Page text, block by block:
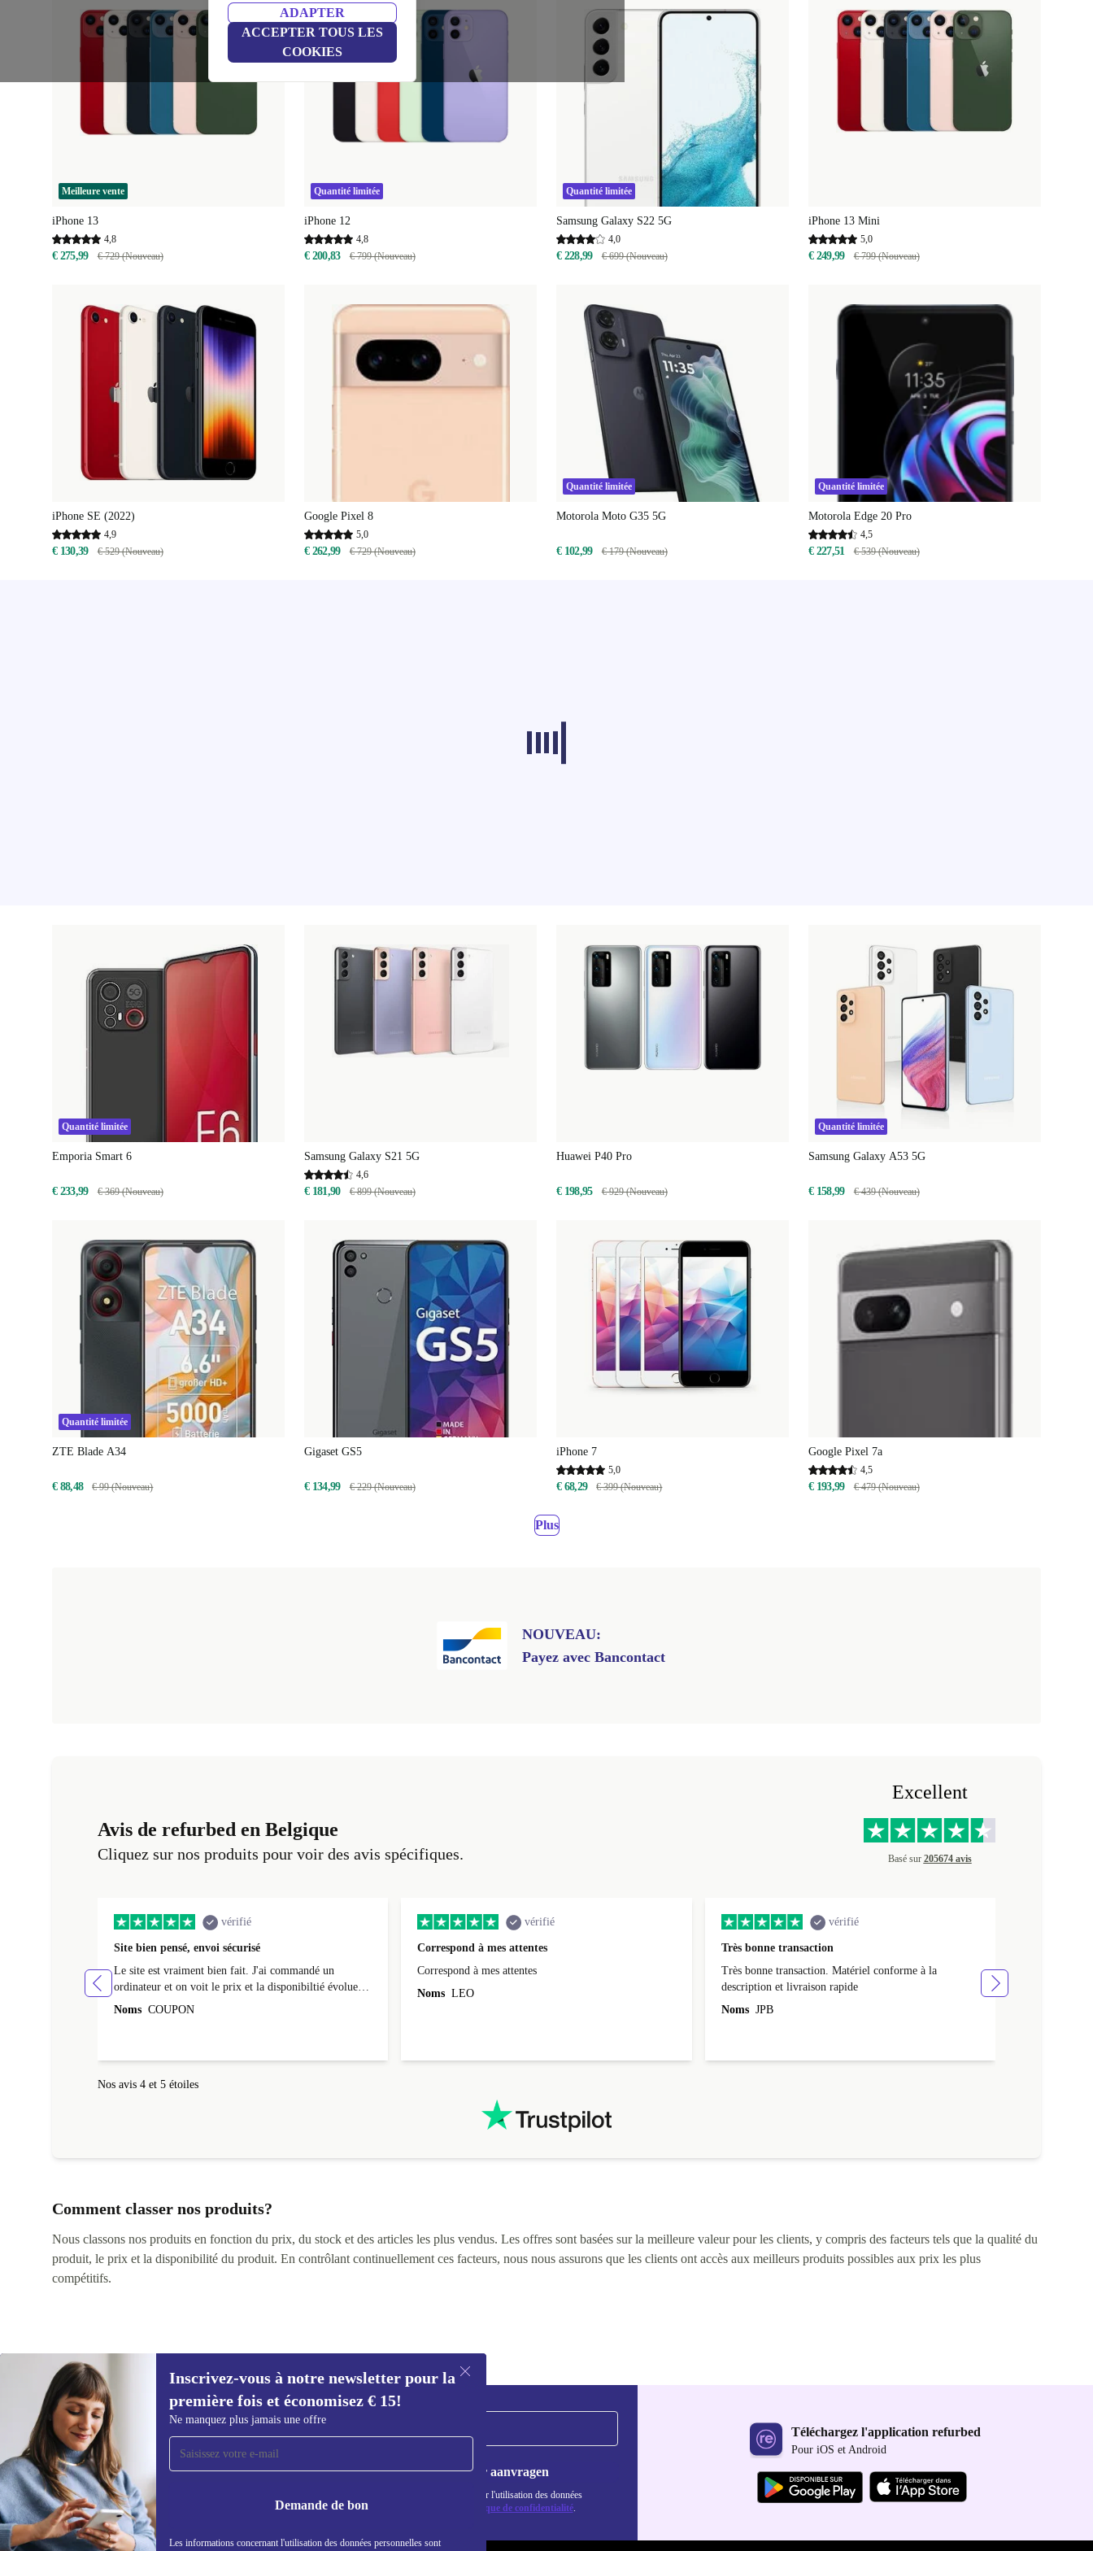
ADAPTER
ACCEPTER TOUS LES
COOKIES
Meilleure vente
iPhone 13
4,8
€ 275,99 € 729 (Nouveau)
Quantité limitée
iPhone 12
4,8
€ 200,83 € 799 (Nouveau)
Quantité limitée
Samsung Galaxy S22 5G
4,0
€ 228,99 € 699 (Nouveau)
iPhone 13 Mini
5,0
€ 249,99 € 799 (Nouveau)
iPhone SE (2022)
4,9
€ 130,39 € 529 (Nouveau)
Google Pixel 8
5,0
€ 262,99 € 729 (Nouveau)
Quantité limitée
Motorola Moto G35 5G
€ 102,99 € 179 (Nouveau)
Quantité limitée
Motorola Edge 20 Pro
4,5
€ 227,51 € 539 (Nouveau)
Quantité limitée
Emporia Smart 6
€ 233,99 € 369 (Nouveau)
Samsung Galaxy S21 5G
4,6
€ 181,90 € 899 (Nouveau)
Huawei P40 Pro
€ 198,95 € 929 (Nouveau)
Quantité limitée
Samsung Galaxy A53 5G
€ 158,99 € 439 (Nouveau)
Quantité limitée
ZTE Blade A34
€ 88,48 € 99 (Nouveau)
Gigaset GS5
€ 134,99 € 229 (Nouveau)
iPhone 7
5,0
€ 68,29 € 399 (Nouveau)
Google Pixel 7a
4,5
€ 193,99 € 479 (Nouveau)
Plus
NOUVEAU:
Payez avec Bancontact
Avis de refurbed en Belgique
Cliquez sur nos produits pour voir des avis spécifiques.
Excellent
Basé sur 205674 avis
vérifié
Site bien pensé, envoi sécurisé
Le site est vraiment bien fait. J'ai commandé un
ordinateur et on voit le prix et la disponibiltié évoluer
au fil des caractéristiques choisies. L'envoi de
Noms COUPON
vérifié
Correspond à mes attentes
Correspond à mes attentes
Noms LEO
vérifié
Très bonne transaction
Très bonne transaction. Matériel conforme à la
description et livraison rapide
Noms JPB
Nos avis 4 et 5 étoiles
Comment classer nos produits?
Nous classons nos produits en fonction du prix, du stock et des articles les plus vendus. Les offres sont basées sur la meilleure valeur pour les clients, y compris des facteurs tels que la qualité du
produit, le prix et la disponibilité du produit. En contrôlant continuellement ces facteurs, nous nous assurons que les clients ont accès aux meilleurs produits possibles aux prix les plus
compétitifs.
Inscrivez-vous à notre newsletter pour la
première fois et économisez € 15!
Ne manquez plus jamais une offre
Demande de bon
Les informations concernant l'utilisation des données personnelles sont
Inscrivez-vous à notre newsletter pour
la première fois et économisez 15 € !
Ne manquez plus aucune offre.
Voucher aanvragen
Retrouvez les informations sur l'utilisation des données
politique de confidentialité.
Téléchargez l'application refurbed
Pour iOS et Android